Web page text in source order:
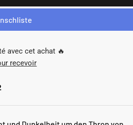
avec cet achat 🔥
recevoir